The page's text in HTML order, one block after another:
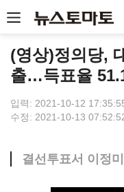
(영상)정의당,
출…득표율
입력: 2021-10-12
수정: 2021-10-13
결선투표서 이정